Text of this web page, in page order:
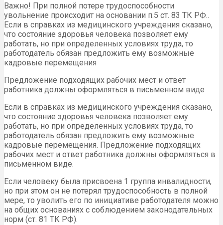
Важно! При полной потере трудоспособности
увольнение происходит на основании п.5 ст. 83 ТК РФ..
Если в справках из медицинского учреждения сказано,
что состояние здоровья человека позволяет ему
работать, но при определенных условиях труда, то
работодатель обязан предложить ему возможные
кадровые перемещения
Предложение подходящих рабочих мест и ответ
работника должны оформляться в письменном виде
Если в справках из медицинского учреждения сказано,
что состояние здоровья человека позволяет ему
работать, но при определенных условиях труда, то
работодатель обязан предложить ему возможные
кадровые перемещения. Предложение подходящих
рабочих мест и ответ работника должны оформляться в
письменном виде.
Если человеку была присвоена 1 группа инвалидности,
но при этом он не потерял трудоспособность в полной
мере, то уволить его по инициативе работодателя можно
на общих основаниях с соблюдением законодательных
норм (ст. 81 ТК РФ).